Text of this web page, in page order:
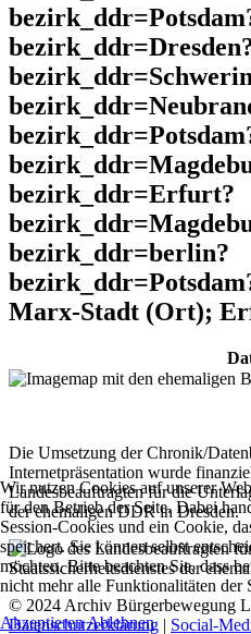
bezirk_ddr=Erfurt?
bezirk_ddr=berlin?
Marx-Stadt (Ort);
Die Umsetzung der Chronik/
Internetpräsentation wurde
Landesbeauftragten für die
der ehemaligen DDR in Dresden.
© 2024 Archiv Bürgerbewegung
Datenschutzerklärung | Social-
Wir nutzen Cookies auf unserer
für den Betrieb der Seite. Dabei
Session-Cookies und ein Cookie,
speichert. Sie können selbst
möchten. Bitte beachten Sie, dass
nicht mehr alle Funktionalitäten der
AkzeptierenAblehnen